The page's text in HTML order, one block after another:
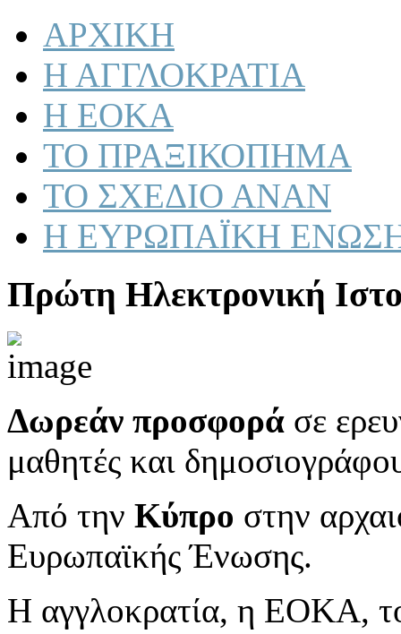
ΑΡΧΙΚΗ
Η ΑΓΓΛΟΚΡΑΤΙΑ
Η ΕΟΚΑ
ΤΟ ΠΡΑΞΙΚΟΠΗΜΑ
ΤΟ ΣΧΕΔΙΟ ΑΝΑΝ
Η ΕΥΡΩΠΑΪΚΗ
Πρώτη Ηλεκτρονική
Δωρεάν προσφορά σε
μαθητές και
Από την Κύπρο στην
Ευρωπαϊκής Ένωσης.
Η αγγλοκρατία, η ΕΟΚΑ,